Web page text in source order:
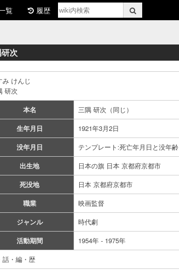
覧 履歴
次
み けんじ
研次
本名
三隅 研次（同じ）
生年月日
1921年3月2日
没年月日
テンプレート:死亡年月日と没年齢
出生地
日本の旗 日本 京都府京都市
死没地
日本 京都府京都市
職業
映画監督
ジャンル
時代劇
活動期間
1954年 - 1975年
話・編・歴